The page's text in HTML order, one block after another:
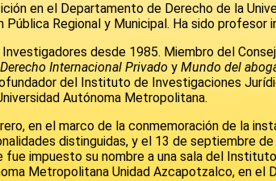
en el Departamento de Derecho de la
Regional y Municipal. Ha sido profesor
desde 1985. Miembro del
Internacional Privado y Mundo del
del Instituto de Investigaciones
Autónoma Metropolitana.
en el marco de la conmemoración de la
distinguidas, y el 13 de septiembre
impuesto su nombre a una sala del
Metropolitana Unidad Azcapotzalco, en el